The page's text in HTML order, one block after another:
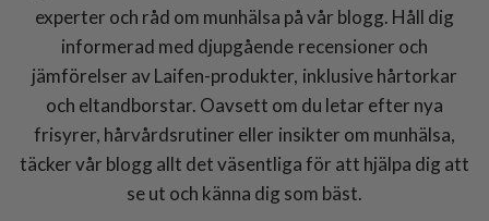
experter och råd om munhälsa på vår blogg. Håll dig
informerad med djupgående recensioner och
jämförelser av Laifen-produkter, inklusive hårtorkar
och eltandborstar. Oavsett om du letar efter nya
frisyrer, hårvårdsrutiner eller insikter om munhälsa,
täcker vår blogg allt det väsentliga för att hjälpa dig att
se ut och känna dig som bäst.